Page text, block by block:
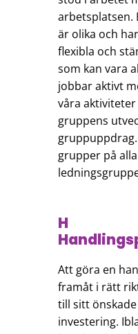
arbetsplatsen.
är olika och
flexibla och
som kan vara
jobbar aktivt
våra
gruppens
grupper på
H
Att göra en
framåt i rätt
till sitt
investering.